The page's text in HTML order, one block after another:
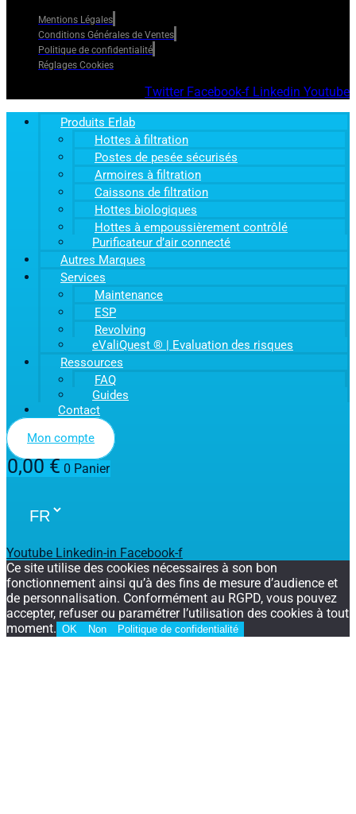
Mentions Légales
Conditions Générales de Ventes
Politique de confidentialité
Réglages Cookies
Twitter Facebook-f Linkedin Youtube
Produits Erlab
Hottes à filtration
Postes de pesée sécurisés
Armoires à filtration
Caissons de filtration
Hottes biologiques
Hottes à empoussièrement contrôlé
Purificateur d’air connecté
Autres Marques
Services
Maintenance
ESP
Revolving
eValiQuest ® | Evaluation des risques
Ressources
FAQ
Guides
Contact
Mon compte
0,00€ 0 Panier
Youtube Linkedin-in Facebook-f
Ce site utilise des cookies nécessaires à son bon
fonctionnement ainsi qu’à des fins de mesure d’audience et
de personnalisation. Conformément au RGPD, vous pouvez
accepter, refuser ou paramétrer l’utilisation des cookies à tout
moment. OK Non Politique de confidentialité